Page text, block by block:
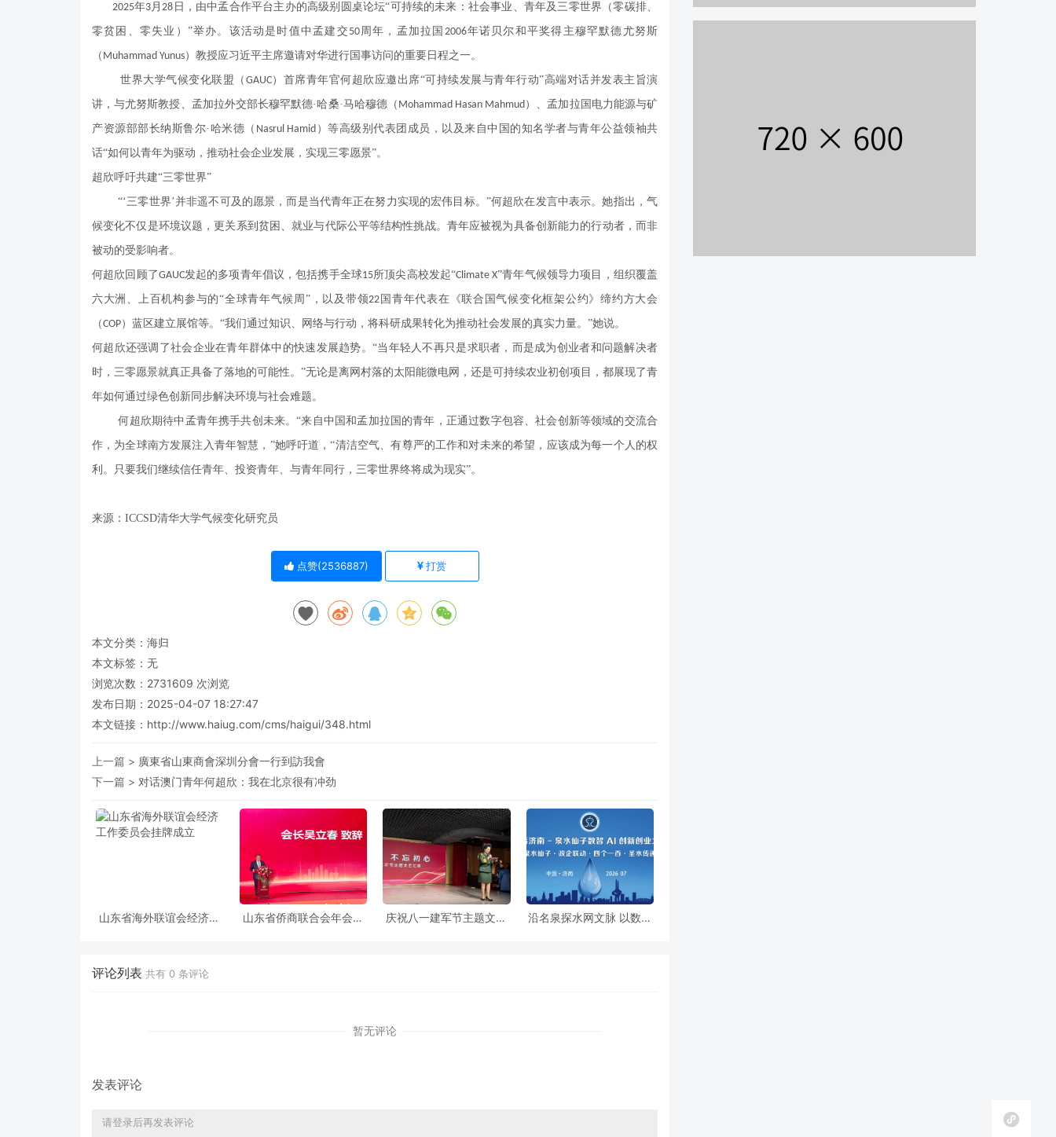
2025年3月28 日，由中孟合作平台主办的高级别圆桌论坛“可持续的未来：社会事业、青年及三零世界（零碳排、
零贫困、零失业）”举办。该活动是时值中孟建交50周年，孟加拉国 2006年诺贝尔和平奖得主穆罕默德尤努斯
（ Muhammad Yunus）教授应习近平主席邀请对华进行国事访问的重要日程之一。
世界大学气候变化联盟（ GAUC）首席青年官何超欣应邀出席“可持续发展与青年行动”高端对话并发表主旨演
讲，与尤努斯教授、孟加拉外交部长穆罕默德·哈桑·马哈穆德（ Mohammad Hasan Mahmud）、孟加拉国电力能源与矿
产资源部部长纳斯鲁尔·哈米德（ Nasrul Hamid ）等高级别代表团成员，以及来自中国的知名学者与青年公益领袖共
话“如何以青年为驱动，推动社会企业发展，实现三零愿景”。
超欣呼吁共建“三零世界”
“‘三零世界’并非遥不可及的愿景，而是当代青年正在努力实现的宏伟目标。”何超欣在发言中表示。她指出，气
候变化不仅是环境议题，更关系到贫困、就业与代际公平等结构性挑战。青年应被视为具备创新能力的行动者，而非
被动的受影响者。
何超欣回顾了GAUC发起的多项青年倡议，包括携手全球15所顶尖高校发起“Climate X”青年气候领导力项目，组织覆盖
六大洲、上百机构参与的“全球青年气候周”，以及带领22 国青年代表在《联合国气候变化框架公约》缔约方大会
（COP）蓝区建立展馆等。“我们通过知识、网络与行动，将科研成果转化为推动社会发展的真实力量。”她说。
何超欣还强调了社会企业在青年群体中的快速发展趋势。 “当年轻人不再只是求职者，而是成为创业者和问题解决者
时，三零愿景就真正具备了落地的可能性。”无论是离网村落的太阳能微电网，还是可持续农业初创项目，都展现了青
年如何通过绿色创新同步解决环境与社会难题。
何超欣期待中孟青年携手共创未来。“来自中国和孟加拉国的青年，正通过数字包容、社会创新等领域的交流合
作，为全球南方发展注入青年智慧，”她呼吁道，“清洁空气、有尊严的工作和对未来的希望，应该成为每一个人的权
利。只要我们继续信任青年、投资青年、与青年同行，三零世界终将成为现实”。
来源：ICCSD清华大学气候变化研究员
点赞(2536887) 打赏
本文分类： 海归
本文标签：无
浏览次数： 2731609 次浏览
发布日期：2025-04-07 18:27:47
本文链接： http://www.haiug.com/cms/haigui/348.html
上一篇 > 廣東省山東商會深圳分會一行到訪我會
下一篇 > 对话澳门青年何超欣：我在北京很有冲劲
山东省海外联谊会经济工
山东省侨商联合会年会成
庆祝八一建军节主题文艺
沿名泉探水网文脉 以数智
评论列表 共有 0 条评论
暂无评论
发表评论